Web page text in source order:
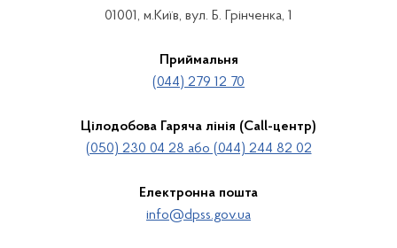
01001, м.Київ, вул. Б. Грінченка, 1
Приймальня
(044) 279 12 70
Цілодобова Гаряча лінія (Call-центр)
(050) 230 04 28 або (044) 244 82 02
Електронна пошта
info@dpss.gov.ua